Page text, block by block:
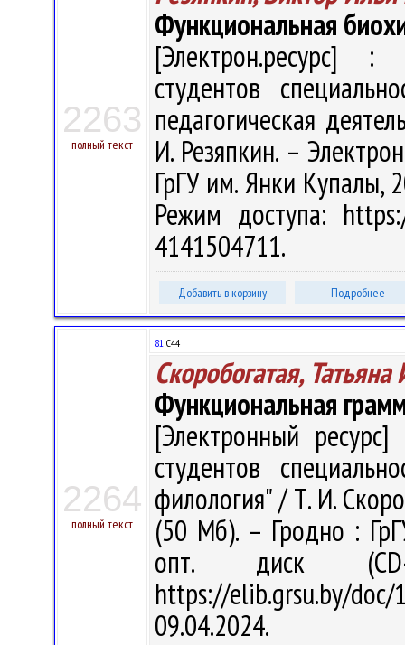
2263
полный текст
Функциональная
[Электрон.ресурс] :
студентов
педагогическая
И. Резяпкин. –
ГрГУ им. Янки Купалы,
Режим доступа:
4141504711.
Добавить в корзину Подробнее
2264
полный текст
81 С44
Скоробогатая,
Функциональная
[Электронный
студентов
филология" / Т. И.
(50 Мб). – Гродно :
опт. диск
https://elib.grsu.by/
09.04.2024.